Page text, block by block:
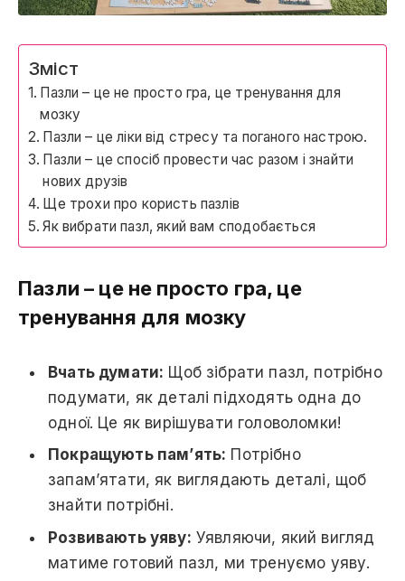
Зміст
Пазли – це не просто гра, це тренування для
мозку
Пазли – це ліки від стресу та поганого настрою.
Пазли – це спосіб провести час разом і знайти
нових друзів
Ще трохи про користь пазлів
Як вибрати пазл, який вам сподобається
Пазли – це не просто гра, це
тренування для мозку
Вчать думати: Щоб зібрати пазл, потрібно
подумати, як деталі підходять одна до
одної. Це як вирішувати головоломки!
Покращують пам’ять: Потрібно
запам’ятати, як виглядають деталі, щоб
знайти потрібні.
Розвивають уяву: Уявляючи, який вигляд
матиме готовий пазл, ми тренуємо уяву.